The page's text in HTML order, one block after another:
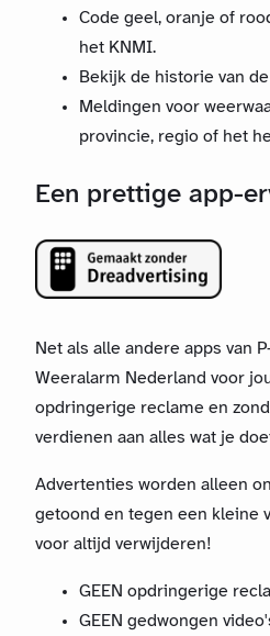
Code geel, oranje of
het KNMI.
Bekijk de historie van
Meldingen voor
provincie, regio of het
Een prettige app-
Net als alle andere apps van
Weeralarm Nederland voor
opdringerige reclame en
verdienen aan alles wat je
Advertenties worden alleen
getoond en tegen een kleine
voor altijd verwijderen!
GEEN opdringerige
GEEN gedwongen